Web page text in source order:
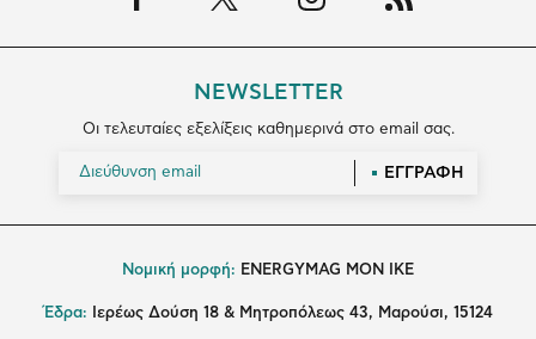
NEWSLETTER
Οι τελευταίες εξελίξεις καθημερινά στο email σας.
ΕΓΓΡΑΦΗ
Νομική μορφή: ENERGYMAG MON IKE
Έδρα: Ιερέως Δούση 18 & Μητροπόλεως 43, Μαρούσι, 15124